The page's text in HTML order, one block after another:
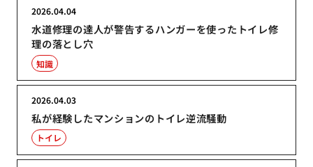
水道修理の達人が警告するハンガーを使ったトイレ修
理の落とし穴
2026.04.04
知識
私が経験したマンションのトイレ逆流騒動
2026.04.03
トイレ